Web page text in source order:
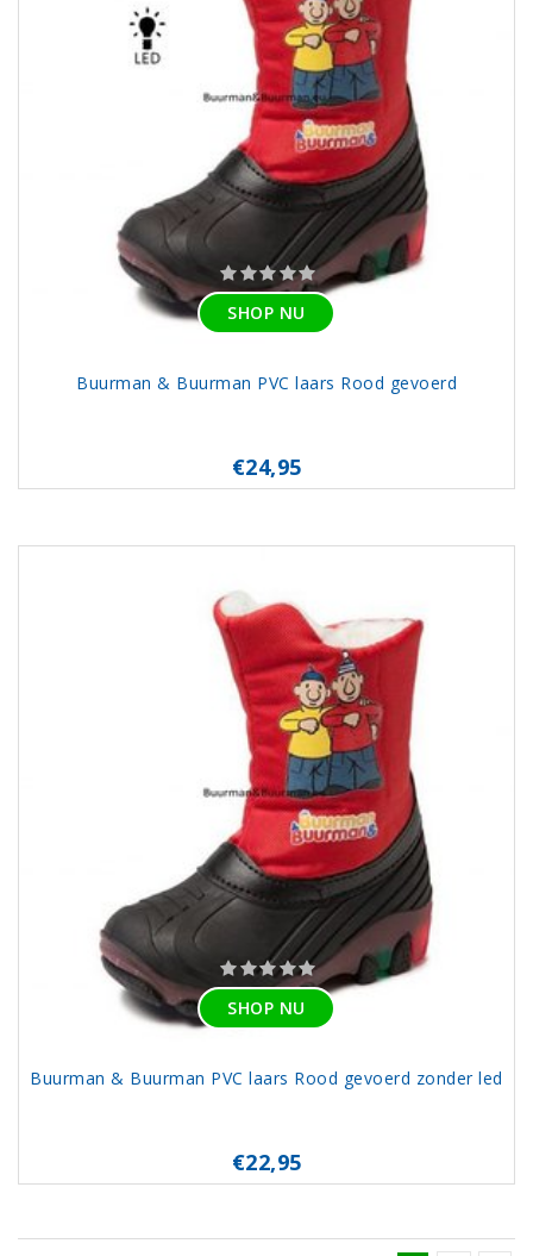
SHOP NU
Buurman & Buurman PVC laars Rood gevoerd
€24,95
SHOP NU
Buurman & Buurman PVC laars Rood gevoerd zonder led
€22,95